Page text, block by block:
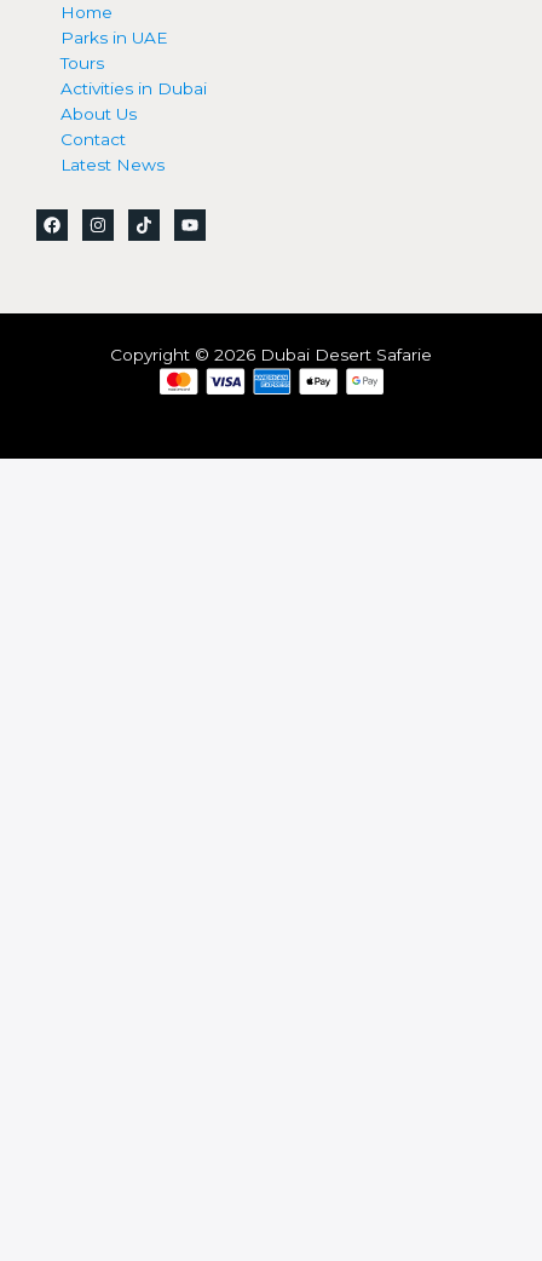
Home
Parks in UAE
Tours
Activities in Dubai
About Us
Contact
Latest News
Copyright © 2026 Dubai Desert Safarie